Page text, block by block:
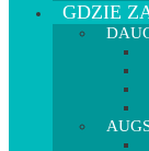
GDZIE